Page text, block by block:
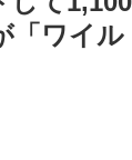
ワイル